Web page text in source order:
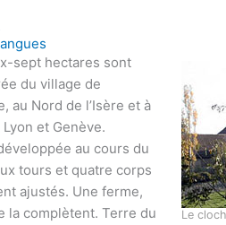
Le
sept hectares sont
du village de
au Nord de l’Isère et à
et Genève.
au cours du
tours et quatre corps
ajustés. Une ferme,
la complètent. Terre du